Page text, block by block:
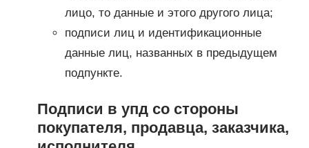
лицо, то данные и этого другого лица;
подписи лиц и идентификационные
данные лиц, названных в предыдущем
подпункте.
Подписи в упд со стороны
покупателя, продавца, заказчика,